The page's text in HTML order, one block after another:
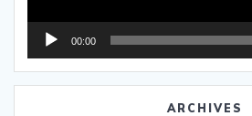
00:00
ARCHIVES